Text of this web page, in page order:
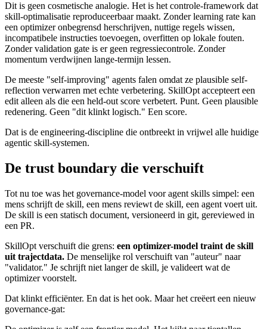
Dit is geen cosmetische analogie. Het is het controle-framework dat
skill-optimalisatie reproduceerbaar maakt. Zonder learning rate kan
een optimizer onbegrensd herschrijven, nuttige regels wissen,
incompatibele instructies toevoegen, overfitten op lokale fouten.
Zonder validation gate is er geen regressiecontrole. Zonder
momentum verdwijnen lange-termijn lessen.
De meeste "self-improving" agents falen omdat ze plausible self-
reflection verwarren met echte verbetering. SkillOpt accepteert een
edit alleen als die een held-out score verbetert. Punt. Geen plausible
redenering. Geen "dit klinkt logisch." Een score.
Dat is de engineering-discipline die ontbreekt in vrijwel alle huidige
agentic skill-systemen.
De trust boundary die verschuift
Tot nu toe was het governance-model voor agent skills simpel: een
mens schrijft de skill, een mens reviewt de skill, een agent voert uit.
De skill is een statisch document, versioneerd in git, gereviewed in
een PR.
SkillOpt verschuift die grens: een optimizer-model traint de skill
uit trajectdata. De menselijke rol verschuift van "auteur" naar
"validator." Je schrijft niet langer de skill, je valideert wat de
optimizer voorstelt.
Dat klinkt efficiënter. En dat is het ook. Maar het creëert een nieuw
governance-gat: